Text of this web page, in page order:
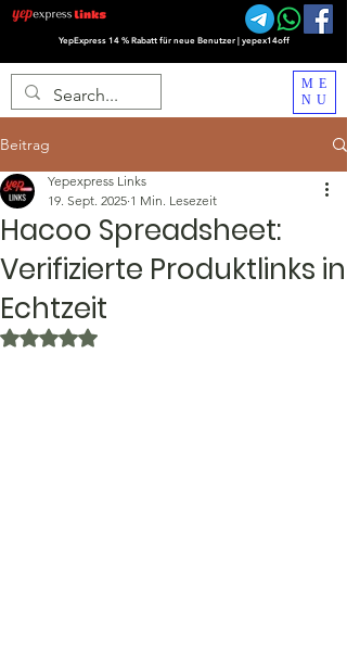
YepExpress 14 % Rabatt für neue Benutzer | yepex14off
ME
NU
Beitrag
Hacoo Spreadsheet:
Verifizierte Produktlinks in
Echtzeit
Yepexpress Links
19. Sept. 2025 1 Min. Lesezeit
Mit NaN von 5 Sternen bewertet.